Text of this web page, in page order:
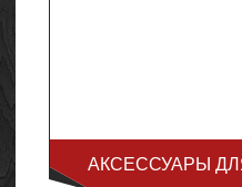
АКСЕССУАРЫ